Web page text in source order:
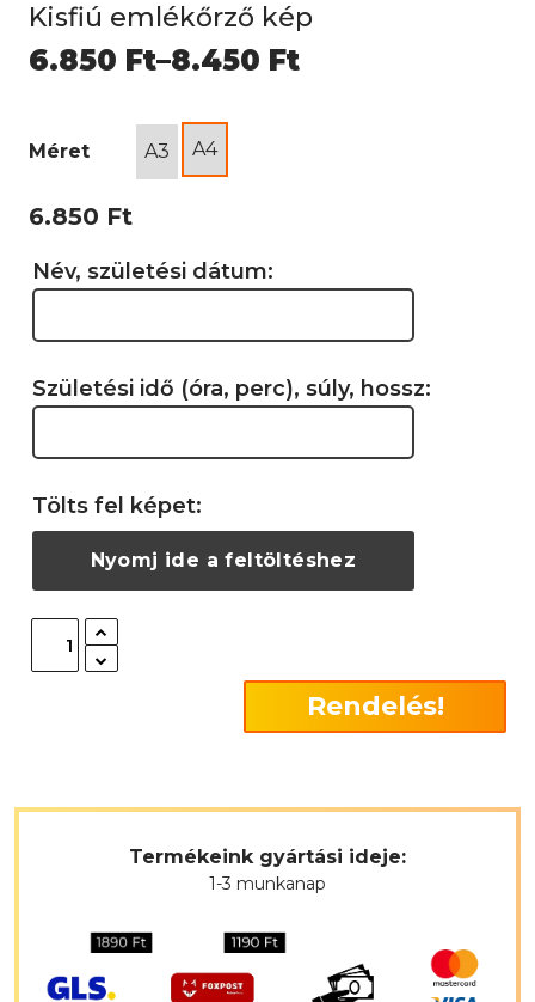
Kisfiú emlékőrző kép
6.850 Ft–8.450 Ft
Ártartomány:
-
8.450 Ft
Méret A3 A4
6.850 Ft
Név, születési dátum:
Születési idő (óra, perc), súly, hossz:
Tölts fel képet:
Nyomj ide a feltöltéshez
Rendelés!
Termékeink gyártási ideje:
1-3 munkanap